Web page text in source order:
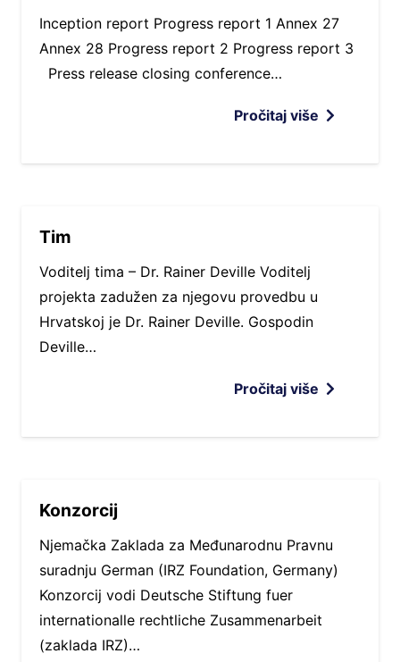
Inception report Progress report 1 Annex 27
Annex 28 Progress report 2 Progress report 3
Press release closing conference…
Pročitaj više
Tim
Voditelj tima – Dr. Rainer Deville Voditelj
projekta zadužen za njegovu provedbu u
Hrvatskoj je Dr. Rainer Deville. Gospodin
Deville…
Pročitaj više
Konzorcij
Njemačka Zaklada za Međunarodnu Pravnu
suradnju German (IRZ Foundation, Germany)
Konzorcij vodi Deutsche Stiftung fuer
internationalle rechtliche Zusammenarbeit
(zaklada IRZ)…